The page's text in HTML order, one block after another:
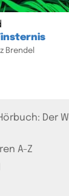
Brendel
Der
A-Z